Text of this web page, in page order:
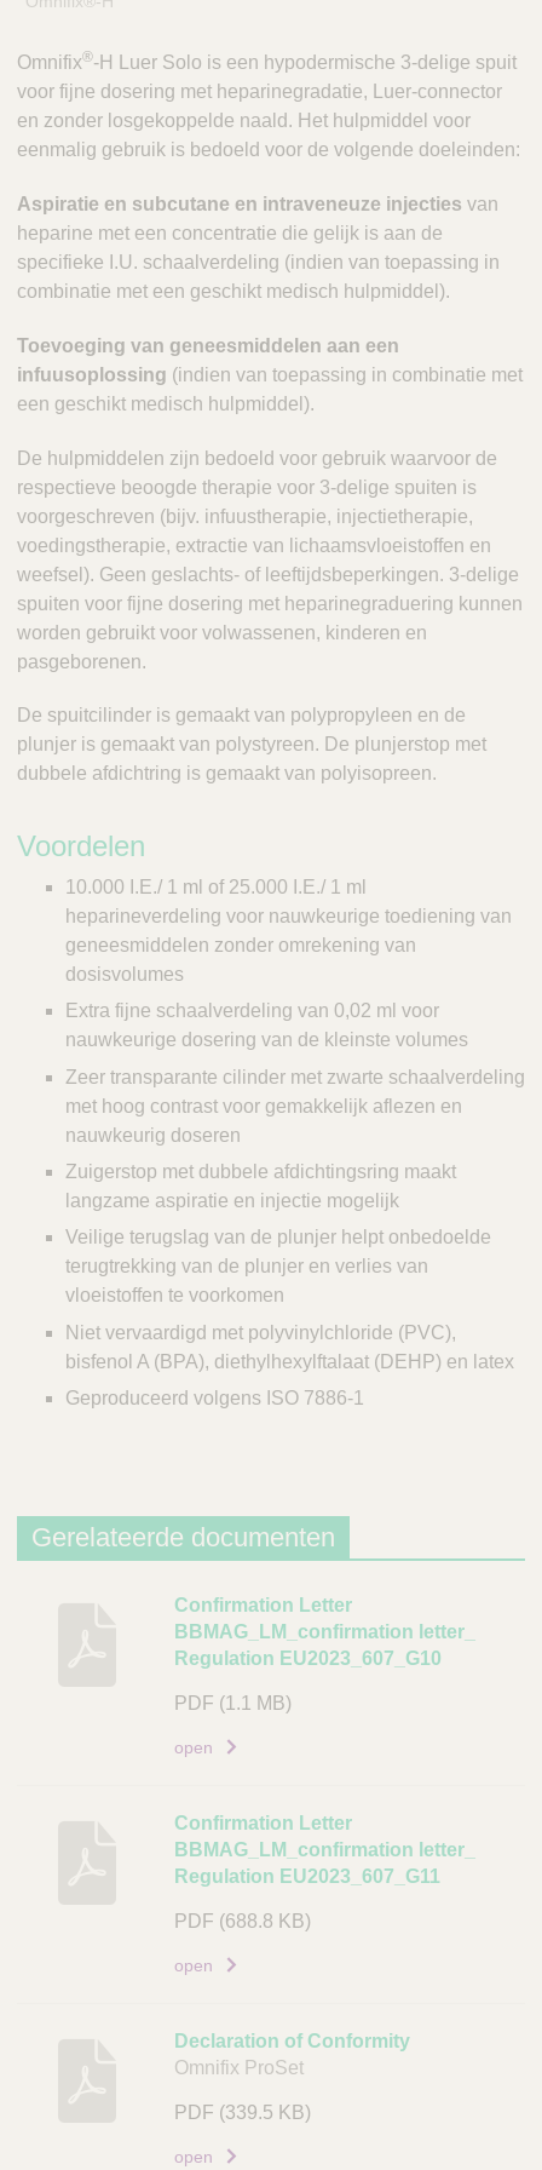
Omnifix®-H Luer Solo is een hypodermische 3-delige spuit
voor fijne dosering met heparinegradatie, Luer-connector
en zonder losgekoppelde naald. Het hulpmiddel voor
eenmalig gebruik is bedoeld voor de volgende doeleinden:
Aspiratie en subcutane en intraveneuze injecties van
heparine met een concentratie die gelijk is aan de
specifieke I.U. schaalverdeling (indien van toepassing in
combinatie met een geschikt medisch hulpmiddel).
Toevoeging van geneesmiddelen aan een
infuusoplossing (indien van toepassing in combinatie met
een geschikt medisch hulpmiddel).
De hulpmiddelen zijn bedoeld voor gebruik waarvoor de
respectieve beoogde therapie voor 3-delige spuiten is
voorgeschreven (bijv. infuustherapie, injectietherapie,
voedingstherapie, extractie van lichaamsvloeistoffen en
weefsel). Geen geslachts- of leeftijdsbeperkingen. 3-delige
spuiten voor fijne dosering met heparinegraduering kunnen
worden gebruikt voor volwassenen, kinderen en
pasgeborenen.
De spuitcilinder is gemaakt van polypropyleen en de
plunjer is gemaakt van polystyreen. De plunjerstop met
dubbele afdichtring is gemaakt van polyisopreen.
Voordelen
10.000 I.E./ 1 ml of 25.000 I.E./ 1 ml
heparineverdeling voor nauwkeurige toediening van
geneesmiddelen zonder omrekening van
dosisvolumes
Extra fijne schaalverdeling van 0,02 ml voor
nauwkeurige dosering van de kleinste volumes
Zeer transparante cilinder met zwarte schaalverdeling
met hoog contrast voor gemakkelijk aflezen en
nauwkeurig doseren
Zuigerstop met dubbele afdichtingsring maakt
langzame aspiratie en injectie mogelijk
Veilige terugslag van de plunjer helpt onbedoelde
terugtrekking van de plunjer en verlies van
vloeistoffen te voorkomen
Niet vervaardigd met polyvinylchloride (PVC),
bisfenol A (BPA), diethylhexylftalaat (DEHP) en latex
Geproduceerd volgens ISO 7886-1
Gerelateerde documenten
B
e
s
c
r
v
i
g
D
c
u
e
Confirmation Letter
BBMAG_LM_confirmation letter_
Regulation EU2023_607_G10
PDF (1.1 MB)
open
Confirmation Letter
BBMAG_LM_confirmation letter_
Regulation EU2023_607_G11
PDF (688.8 KB)
open
Declaration of Conformity
Omnifix ProSet
PDF (339.5 KB)
open